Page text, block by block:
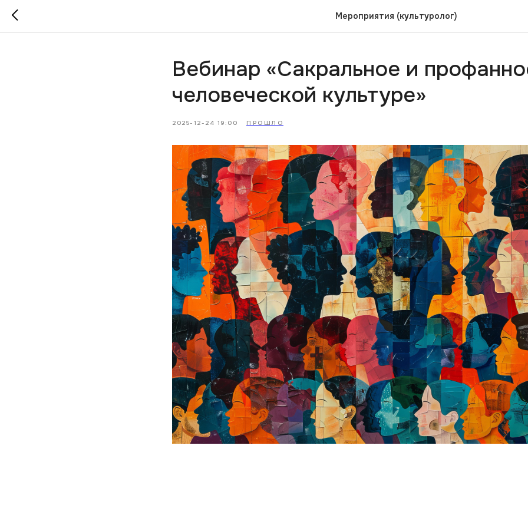
Мероприятия (культуролог)
Вебинар «Сакральное и
человеческой культуре»
2025-12-24 19:00 ПРОШЛО